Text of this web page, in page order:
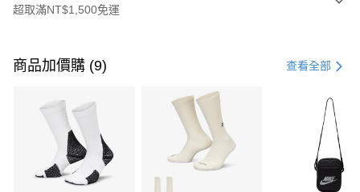
超取滿NT$1,500免運
信用卡一次付款
3 期 0 利率 每期 21家銀行
合作金庫商業銀行
第一商業銀行
華南商業銀行
彰化商業銀行
上海商業儲蓄銀行
Apple Pay
商品加價購 (9) 查看全部